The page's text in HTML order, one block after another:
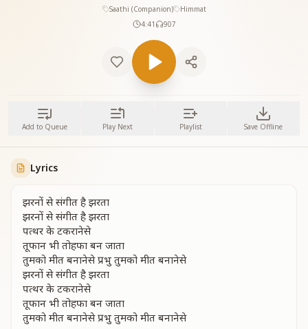
Saathi (Companion)
Himmat
4:41
907
Add to Queue Play Next Playlist Save Offline
Lyrics
झरनों से संगीत है झरता
झरनों से संगीत है झरता
पत्थर के टकरानेसे
तूफान भी तोहफा बन जाता
तुमको मीत बनानेसे प्रभु तुमको मीत बनानेसे
झरनों से संगीत है झरता
पत्थर के टकरानेसे
तूफान भी तोहफा बन जाता
तुमको मीत बनानेसे प्रभु तुमको मीत बनानेसे